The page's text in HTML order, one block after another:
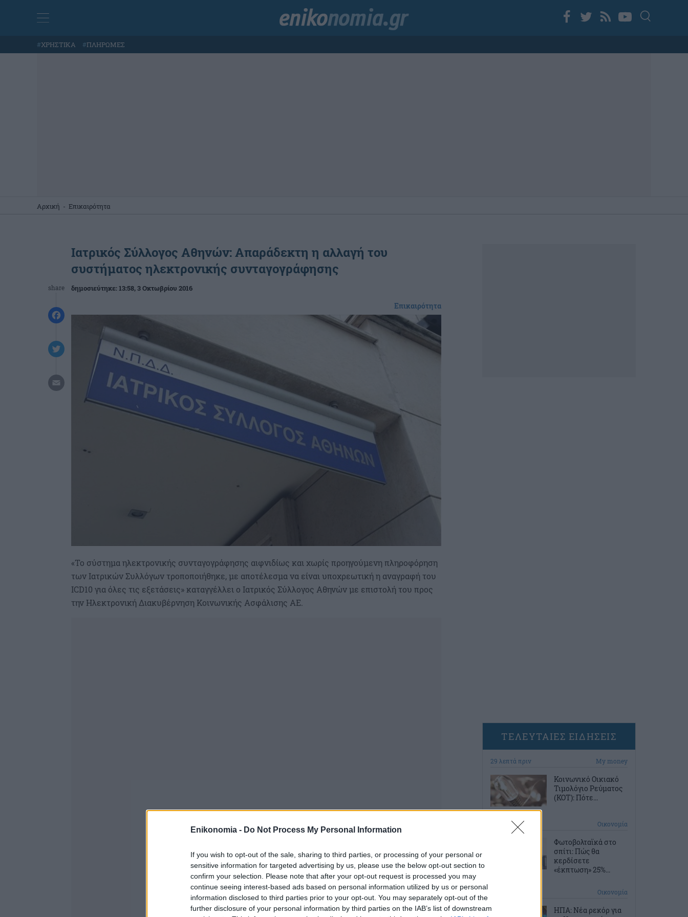
Enikonomia - Do Not Process My Personal Information
If you wish to opt-out of the sale, sharing to third parties, or processing of your personal or
sensitive information for targeted advertising by us, please use the below opt-out section to
confirm your selection. Please note that after your opt-out request is processed you may
continue seeing interest-based ads based on personal information utilized by us or personal
information disclosed to third parties prior to your opt-out. You may separately opt-out of the
further disclosure of your personal information by third parties on the IAB’s list of downstream
#ΧΡΗΣΤΙΚΑ #ΠΛΗΡΩΜΕΣ
Αρχική - Επικαιρότητα
share
Ιατρικός Σύλλογος Αθηνών: Απαράδεκτη η αλλαγή του
συστήματος ηλεκτρονικής συνταγογράφησης
δημοσιεύτηκε:13:58, 3 Οκτωβρίου 2016
Επικαιρότητα
«Το σύστημα ηλεκτρονικής συνταγογράφησης αιφνιδίως και χωρίς προηγούμενη πληροφόρηση
των Ιατρικών Συλλόγων τροποποιήθηκε, με αποτέλεσμα να είναι υποχρεωτική η αναγραφή του
ICD10 για όλες τις εξετάσεις» καταγγέλλει ο Ιατρικός Σύλλογος Αθηνών με επιστολή του προς
την Ηλεκτρονική Διακυβέρνηση Κοινωνικής Ασφάλισης ΑΕ.
ΤΕΛΕΥΤΑΙΕΣ ΕΙΔΗΣΕΙΣ
29 λεπτά πριν My money
Κοινωνικό Οικιακό
Τιμολόγιο Ρεύματος
(ΚΟΤ): Πότε...
59 λεπτά πριν Οικονομία
Φωτοβολταϊκά στο
σπίτι: Πώς θα
κερδίσετε
«έκπτωση» 25%...
Οικονομία
ΗΠΑ: Νέα ρεκόρ για